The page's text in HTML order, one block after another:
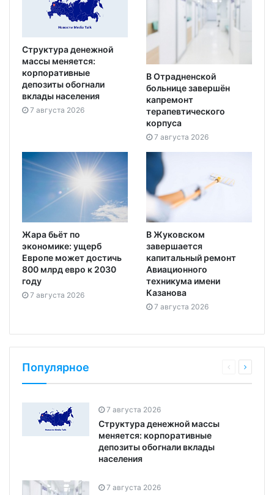
Структура денежной
массы меняется:
корпоративные
депозиты обогнали
вклады населения
7 августа 2026
В Отрадненской
больнице завершён
капремонт
терапевтического
корпуса
7 августа 2026
Жара бьёт по
экономике: ущерб
Европе может достичь
800 млрд евро к 2030
году
7 августа 2026
В Жуковском
завершается
капитальный ремонт
Авиационного
техникума имени
Казанова
7 августа 2026
Популярное
7 августа 2026
Структура денежной массы
меняется: корпоративные
депозиты обогнали вклады
населения
7 августа 2026